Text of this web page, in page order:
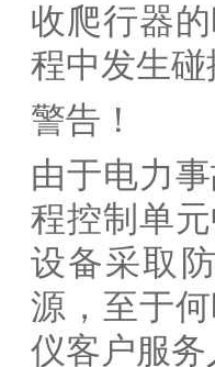
收爬行器
程中发生碰
警告！
由于电力
程控制单
设备采取
源，至于
仪客户服